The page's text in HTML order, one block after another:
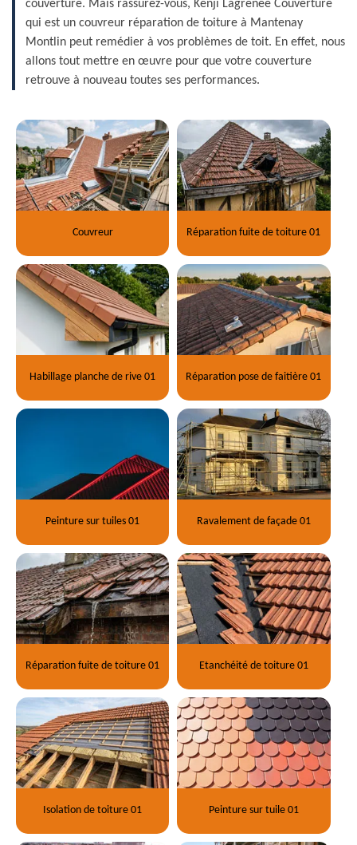
couverture. Mais rassurez-vous, Kenji Lagrenee Couverture
qui est un couvreur réparation de toiture à Mantenay
Montlin peut remédier à vos problèmes de toit. En effet, nous
allons tout mettre en œuvre pour que votre couverture
retrouve à nouveau toutes ses performances.
Couvreur Réparation fuite de toiture 01
Habillage planche de rive 01 Réparation pose de faitière 01
Peinture sur tuiles 01 Ravalement de façade 01
Réparation fuite de toiture 01 Etanchéité de toiture 01
Isolation de toiture 01 Peinture sur tuile 01